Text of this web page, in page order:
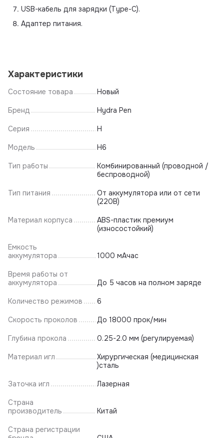
USB-кабель для зарядки (Type-C).
Адаптер питания.
Характеристики
Состояние товара Новый
Бренд Hydra Pen
Серия H
Модель H6
Тип работы
Комбинированный (проводной /
беспроводной)
Тип питания
От аккумулятора или от сети
(220В)
Материал корпуса
ABS-пластик премиум
(износостойкий)
Емкость
аккумулятора
1000 мАчас
Время работы от
аккумулятора
До 5 часов на полном заряде
Количество режимов 6
Скорость проколов До 18000 прок/мин
Глубина прокола 0.25-2.0 мм (регулируемая)
Материал игл
Хирургическая (медицинская
)сталь
Заточка игл Лазерная
Страна
производитель
Китай
Страна регистрации